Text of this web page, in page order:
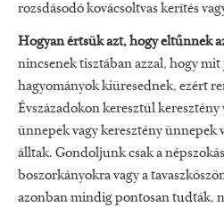
rozsdásodó kovácsoltvas kerítés
Hogyan értsük azt, hogy eltűnnek
nincsenek tisztában azzal, hogy
hagyományok kiüresednek, ezért
Évszázadokon keresztül
ünnepek vagy keresztény ünnepek
álltak. Gondoljunk csak a
boszorkányokra vagy a
azonban mindig pontosan tudták,